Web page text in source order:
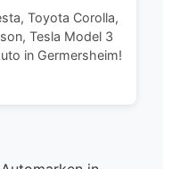
Toyota Corolla,
Tesla Model 3
in Germersheim!